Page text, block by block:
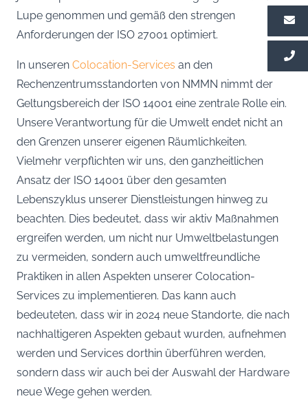
Lupe genommen und gemäß den strengen
Anforderungen der ISO 27001 optimiert.
In unseren Colocation-Services an den
Rechenzentrumsstandorten von NMMN nimmt der
Geltungsbereich der ISO 14001 eine zentrale Rolle ein.
Unsere Verantwortung für die Umwelt endet nicht an
den Grenzen unserer eigenen Räumlichkeiten.
Vielmehr verpflichten wir uns, den ganzheitlichen
Ansatz der ISO 14001 über den gesamten
Lebenszyklus unserer Dienstleistungen hinweg zu
beachten. Dies bedeutet, dass wir aktiv Maßnahmen
ergreifen werden, um nicht nur Umweltbelastungen
zu vermeiden, sondern auch umweltfreundliche
Praktiken in allen Aspekten unserer Colocation-
Services zu implementieren. Das kann auch
bedeuteten, dass wir in 2024 neue Standorte, die nach
nachhaltigeren Aspekten gebaut wurden, aufnehmen
werden und Services dorthin überführen werden,
sondern dass wir auch bei der Auswahl der Hardware
neue Wege gehen werden.